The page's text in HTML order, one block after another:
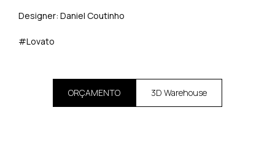
Designer: Daniel Coutinho
#Lovato
ORÇAMENTO 3D Warehouse